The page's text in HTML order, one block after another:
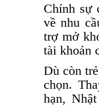
Chính sự
về nhu
trợ mở
tài khoản
Dù còn
chọn.
hạn,